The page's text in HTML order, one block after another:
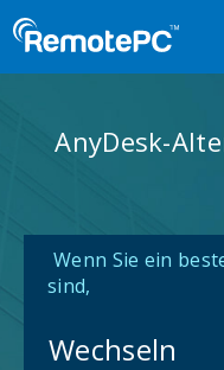
AnyDesk-
Wenn Sie ein
sind,
Wechseln